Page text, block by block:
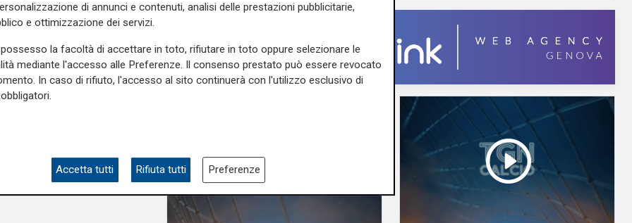
di annunci e contenuti, analisi delle prestazioni pubblicitarie,
e ottimizzazione dei servizi.
la facoltà di accettare in toto, rifiutare in toto oppure selezionare le
mediante l'accesso alle Preferenze. Il consenso prestato può essere revocato
In caso di rifiuto, l'accesso al sito continuerà con l'utilizzo esclusivo di
Accetta tutti Rifiuta tutti Preferenze